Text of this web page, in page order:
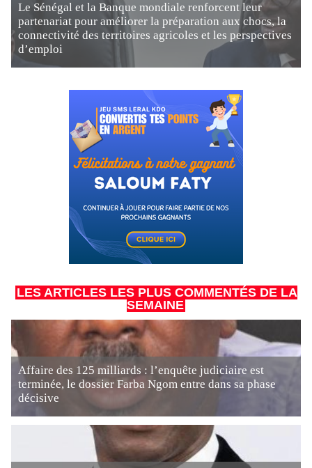
Le Sénégal et la Banque mondiale renforcent leur
partenariat pour améliorer la préparation aux chocs, la
connectivité des territoires agricoles et les perspectives
d’emploi
LES ARTICLES LES PLUS COMMENTÉS DE LA
SEMAINE
Affaire des 125 milliards : l’enquête judiciaire est
terminée, le dossier Farba Ngom entre dans sa phase
décisive